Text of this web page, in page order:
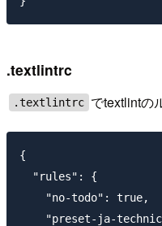
.textlintrc
.textlintrc でtextlintの
{
  "rules": {
    "no-todo": true,
"preset-ja-